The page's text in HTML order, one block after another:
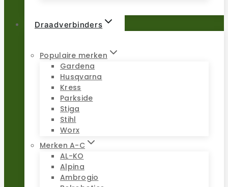
Draadverbinders
Populaire merken
Gardena
Husqvarna
Kress
Parkside
Stiga
Stihl
Worx
Merken A-C
AL-KO
Alpina
Ambrogio